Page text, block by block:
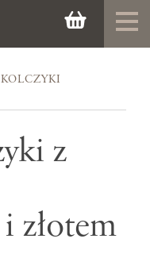
KOLCZYKI
z
złotem